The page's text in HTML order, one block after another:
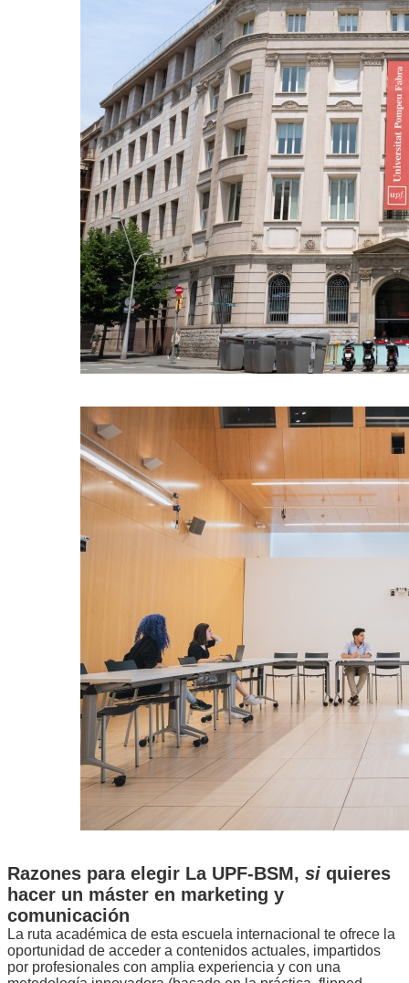
Razones para elegir La UPF-BSM, si quieres
hacer un máster en marketing y
comunicación
La ruta académica de esta escuela internacional te ofrece la
oportunidad de acceder a contenidos actuales, impartidos
por profesionales con amplia experiencia y con una